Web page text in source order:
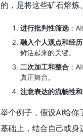
的，是将这些矿石熔炼
进行批判性筛选：
融入个人观点和经历
鲜活起来的关键。
二次加工和整合 ：
真正舞台。
注意表达的流畅性
举个例子，假设AI给你
基础上，结合自己或身